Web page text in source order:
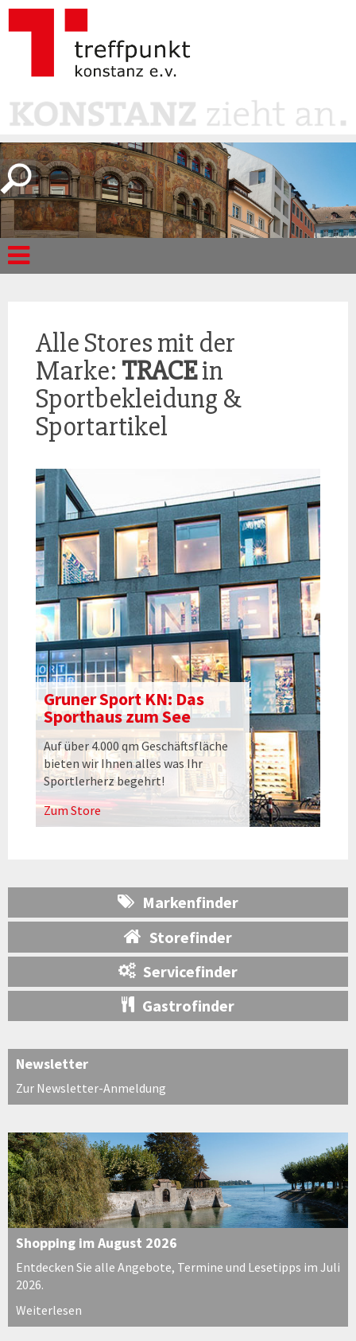
Alle Stores mit der
Marke: TRACEin
Sportbekleidung &
Sportartikel
Gruner Sport KN: Das
Sporthaus zum See
Auf über 4.000 qm Geschäftsfläche
bieten wir Ihnen alles was Ihr
Sportlerherz begehrt!
Zum Store
Markenfinder
Storefinder
Servicefinder
Gastrofinder
Newsletter
Zur Newsletter-Anmeldung
Shopping im August 2026
Entdecken Sie alle Angebote, Termine und Lesetipps im Juli
2026.
Weiterlesen